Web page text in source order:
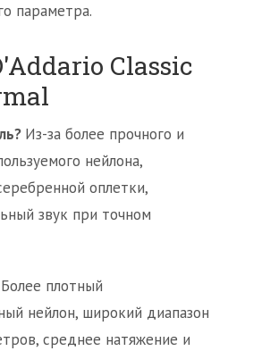
параметра.
Classic
Из-за более прочного и
нейлона,
оплетки,
звук при точном
Более плотный
нейлон, широкий диапазон
среднее натяжение и